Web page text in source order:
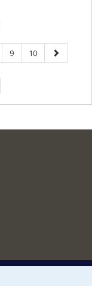
Page
9 Page
10
Next
page